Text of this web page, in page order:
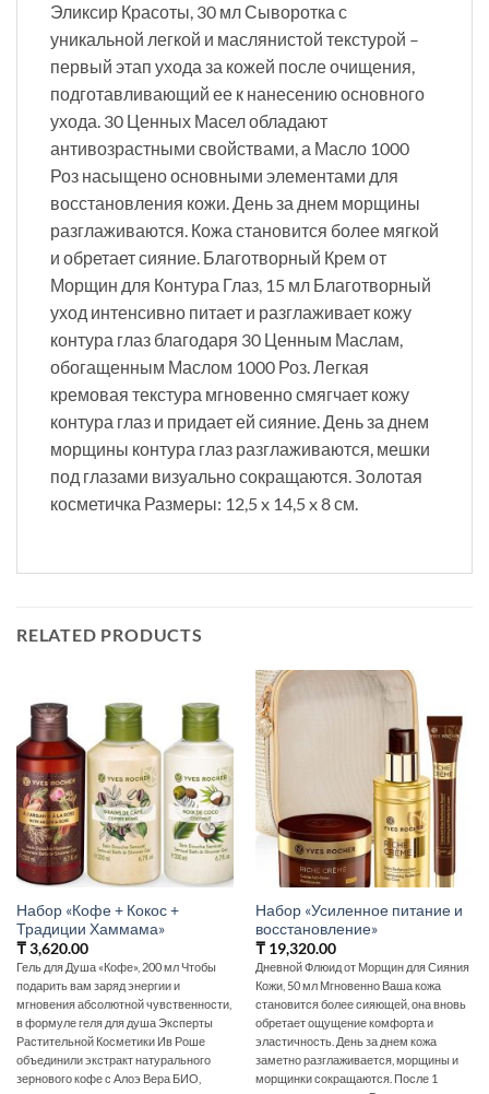
Эликсир Красоты, 30 мл Сыворотка с
уникальной легкой и маслянистой текстурой –
первый этап ухода за кожей после очищения,
подготавливающий ее к нанесению основного
ухода. 30 Ценных Масел обладают
антивозрастными свойствами, а Масло 1000
Роз насыщено основными элементами для
восстановления кожи. День за днем морщины
разглаживаются. Кожа становится более мягкой
и обретает сияние. Благотворный Крем от
Морщин для Контура Глаз, 15 мл Благотворный
уход интенсивно питает и разглаживает кожу
контура глаз благодаря 30 Ценным Маслам,
обогащенным Маслом 1000 Роз. Легкая
кремовая текстура мгновенно смягчает кожу
контура глаз и придает ей сияние. День за днем
морщины контура глаз разглаживаются, мешки
под глазами визуально сокращаются. Золотая
косметичка Размеры: 12,5 x 14,5 x 8 см.
RELATED PRODUCTS
Набор «Кофе + Кокос +
Традиции Хаммама»
₸3,620.00
Гель для Душа «Кофе», 200 мл Чтобы
подарить вам заряд энергии и
мгновения абсолютной чувственности,
в формуле геля для душа Эксперты
Растительной Косметики Ив Роше
объединили экстракт натурального
зернового кофе с Алоэ Вера БИО,
Набор «Усиленное питание и
восстановление»
₸19,320.00
Дневной Флюид от Морщин для Сияния
Кожи, 50 мл Мгновенно Ваша кожа
становится более сияющей, она вновь
обретает ощущение комфорта и
эластичность. День за днем кожа
заметно разглаживается, морщины и
морщинки сокращаются. После 1